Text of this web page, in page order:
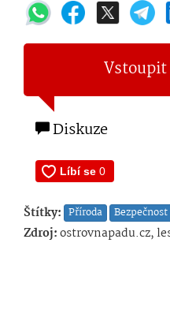
Vstoupit
Diskuze
Štítky: Příroda Bezpečnost
Zdroj:ostrovnapadu.cz,